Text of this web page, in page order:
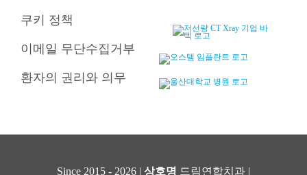
쿠키 정책
이메일 무단수집거부
환자의 권리와 의무
Since 2015 - 2026 | 상호명 드림연합치과 |